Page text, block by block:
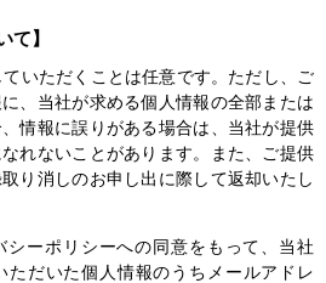
て】
いただくことは任意です。ただし、ご
、当社が求める個人情報の全部または
情報に誤りがある場合は、当社が提供
れないことがあります。また、ご提供
り消しのお申し出に際して返却いたし
シーポリシーへの同意をもって、当社
ただいた個人情報のうちメールアドレ